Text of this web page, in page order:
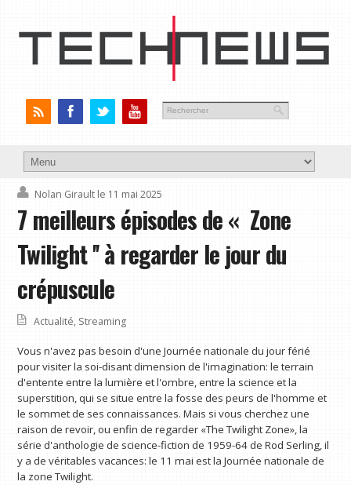
Nolan Girault le 11 mai 2025
7 meilleurs épisodes de « Zone
Twilight '' à regarder le jour du
crépuscule
Actualité, Streaming
Vous n'avez pas besoin d'une Journée nationale du jour férié
pour visiter la soi-disant dimension de l'imagination: le terrain
d'entente entre la lumière et l'ombre, entre la science et la
superstition, qui se situe entre la fosse des peurs de l'homme et
le sommet de ses connaissances. Mais si vous cherchez une
raison de revoir, ou enfin de regarder «The Twilight Zone», la
série d'anthologie de science-fiction de 1959-64 de Rod Serling, il
y a de véritables vacances: le 11 mai est la Journée nationale de
la zone Twilight.